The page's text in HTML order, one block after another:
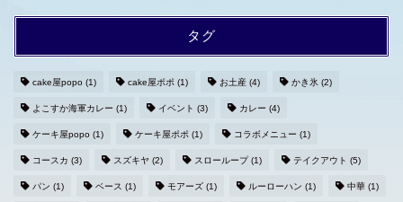
タグ
cake屋popo (1) cake屋ポポ (1) お土産 (4) かき氷 (2)
よこすか海軍カレー (1) イベント (3) カレー (4)
ケーキ屋popo (1) ケーキ屋ポポ (1) コラボメニュー (1)
コースカ (3) スズキヤ (2) スローループ(1) テイクアウト (5)
パン (1) ベース (1) モアーズ (1) ルーローハン (1) 中華 (1)
ホームへ
プライバシーポリシー